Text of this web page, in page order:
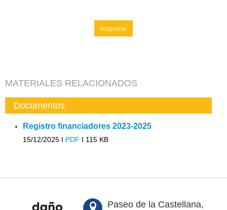
Imprimir
MATERIALES RELACIONADOS
Documentos
Registro financiadores 2023-2025
15/12/2025 I PDF I 115 KB
Paseo de la Castellana,